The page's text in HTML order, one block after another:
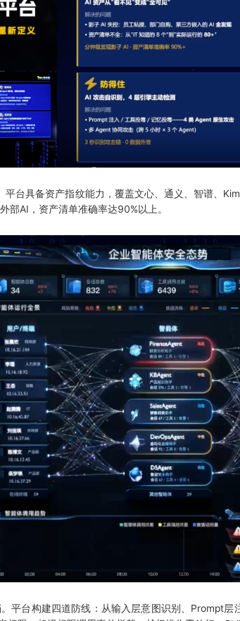
台具备资产指纹能力，覆盖文心、通义、智谱、
部AI，资产清单准确率达90%以上。
台构建四道防线：从输入层意图识别、Prompt层